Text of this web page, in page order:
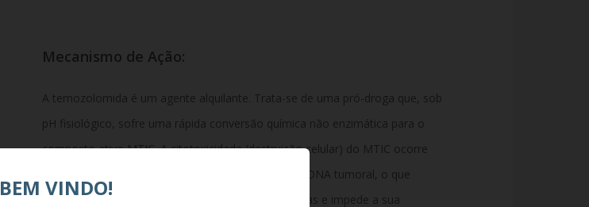
Mecanismo de Ação:
A temozolomida é um agente alquilante. Trata-se de uma pró-droga que, sob
pH fisiológico, sofre uma rápida conversão química não enzimática para o
composto ativo MTIC. A citotoxicidade (destruição celular) do MTIC ocorre
devido, principalmente, à alquilação (metilação) do DNA tumoral, o que
danifica a estrutura genética das células cancerígenas e impede a sua
BEM VINDO!